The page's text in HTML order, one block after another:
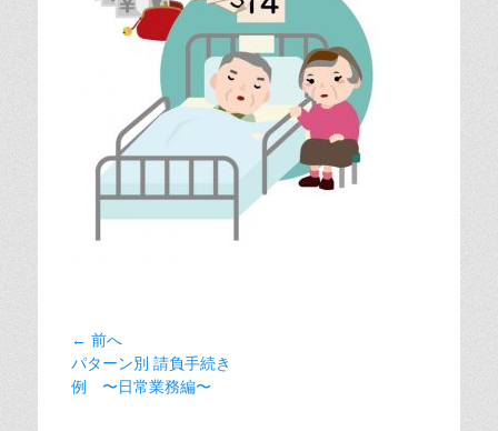
投
稿
ナ
← 前へ
前
の
パターン別 請負手続き
例 〜日常業務編〜